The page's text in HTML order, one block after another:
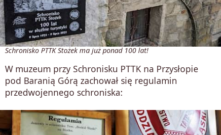
Schronisko PTTK Stożek ma już ponad 100 lat!
W muzeum przy Schronisku PTTK na Przysłopie
pod Baranią Górą zachował się regulamin
przedwojennego schroniska: